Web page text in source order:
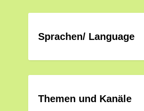
Sprachen/ Language
Themen und Kanäle